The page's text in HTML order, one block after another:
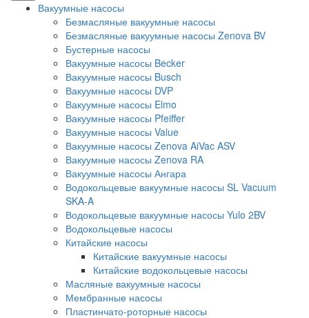
Вакуумные насосы
Безмасляные вакуумные насосы
Безмасляные вакуумные насосы Zenova BV
Бустерные насосы
Вакуумные насосы Becker
Вакуумные насосы Busch
Вакуумные насосы DVP
Вакуумные насосы Elmo
Вакуумные насосы Pfeiffer
Вакуумные насосы Value
Вакуумные насосы Zenova AiVac ASV
Вакуумные насосы Zenova RA
Вакуумные насосы Ангара
Водокольцевые вакуумные насосы SL Vacuum
SKA-A
Водокольцевые вакуумные насосы Yulo 2BV
Водокольцевые насосы
Китайские насосы
Китайские вакуумные насосы
Китайские водокольцевые насосы
Масляные вакуумные насосы
Мембранные насосы
Пластинчато-роторные насосы